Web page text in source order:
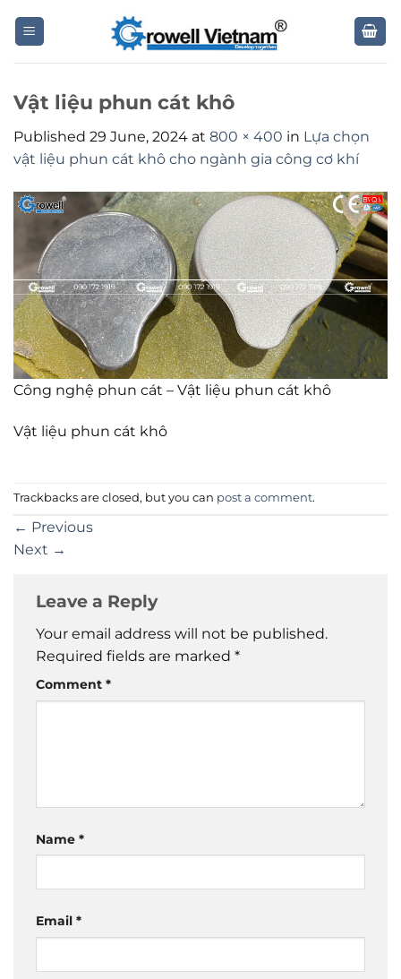
Vật liệu phun cát khô
Published 29 June, 2024 at 800 × 400 in Lựa chọn
vật liệu phun cát khô cho ngành gia công cơ khí
Công nghệ phun cát – Vật liệu phun cát khô
Vật liệu phun cát khô
Trackbacks are closed, but you can post a comment.
← Previous
Next →
Leave a Reply
Your email address will not be published.
Required fields are marked *
Comment *
Name *
Email *